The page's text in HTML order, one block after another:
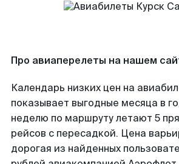
Про авиаперелеты на нашем
Календарь низких цен на
показывает выгодные месяца в
неделю по маршруту летают 5
рейсов с пересадкой. Цена
дорогая из найденных